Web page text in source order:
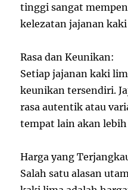
tinggi sangat
kelezatan jajanan
Rasa dan Keunikan:
Setiap jajanan kaki
keunikan tersendiri.
rasa autentik atau
tempat lain akan
Harga yang
Salah satu alasan